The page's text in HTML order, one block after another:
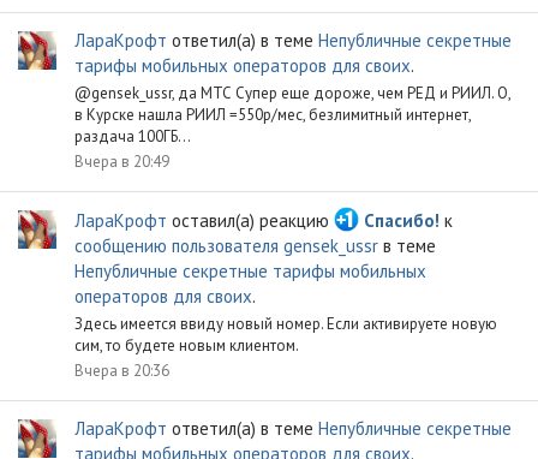
ЛараКрофт ответил(а) в теме Непубличные секретные
тарифы мобильных операторов для своих.
@gensek_ussr, да МТС Супер еще дороже, чем РЕД и РИИЛ. О,
в Курске нашла РИИЛ =550р/мес, безлимитный интернет,
раздача 100ГБ...
Вчера в 20:49
ЛараКрофт оставил(а) реакцию Спасибо! к
сообщению пользователя gensek_ussr в теме
Непубличные секретные тарифы мобильных
операторов для своих.
Здесь имеется ввиду новый номер. Если активируете новую
сим, то будете новым клиентом.
Вчера в 20:36
ЛараКрофт ответил(а) в теме Непубличные секретные
тарифы мобильных операторов для своих.